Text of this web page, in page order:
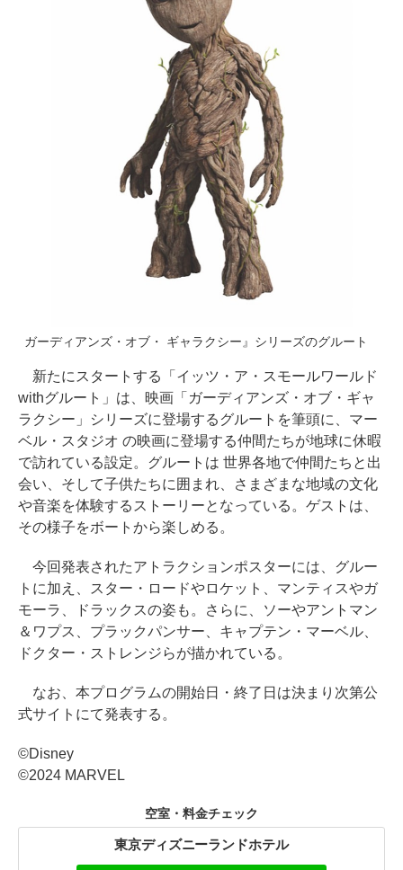
ガーディアンズ・オブ・ ギャラクシー』シリーズのグルート
新たにスタートする「イッツ・ア・スモールワールド
withグルート」は、映画「ガーディアンズ・オブ・ギャ
ラクシー」シリーズに登場するグルートを筆頭に、マー
ベル・スタジオ の映画に登場する仲間たちが地球に休暇
で訪れている設定。グルートは 世界各地で仲間たちと出
会い、そして子供たちに囲まれ、さまざまな地域の文化
や音楽を体験するストーリーとなっている。ゲストは、
その様子をボートから楽しめる。
今回発表されたアトラクションポスターには、グルー
トに加え、スター・ロードやロケット、マンティスやガ
モーラ、ドラックスの姿も。さらに、ソーやアントマン
＆ワプス、プラックパンサー、キャプテン・マーベル、
ドクター・ストレンジらが描かれている。
なお、本プログラムの開始日・終了日は決まり次第公
式サイトにて発表する。
©Disney
©2024 MARVEL
空室・料金チェック
東京ディズニーランドホテル